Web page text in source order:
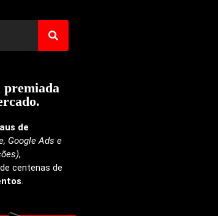
premiada
de
Google Ads e
,
de centenas de
.